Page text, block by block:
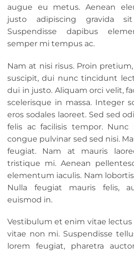
augue eu metus. Aenean
justo adipiscing gravida
Suspendisse dapibus
semper mi tempus ac.
Nam at nisi risus. Proin
suscipit, dui nunc tincidunt
dui in justo. Aliquam orci velit,
scelerisque in massa. Integer
eros sodales laoreet. Sed sed
felis ac facilisis tempor.
congue pulvinar sed sed nisi.
feugiat. Nam at mauris
tristique mi. Aenean
elementum iaculis. Nam
Nulla feugiat mauris felis,
euismod in.
Vestibulum et enim vitae lectus
vitae non mi. Suspendisse
lorem feugiat, pharetra